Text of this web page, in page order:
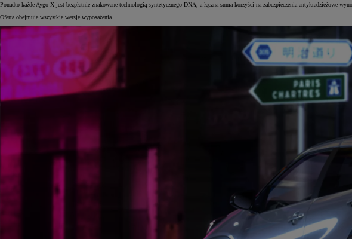
Ponadto każde Aygo X jest bezpłatnie znakowane technologią syntetycznego DNA, a łączna suma korzyści na zabezpieczenia antykradzieżowe
Oferta obejmuje wszystkie wersje wyposażenia.